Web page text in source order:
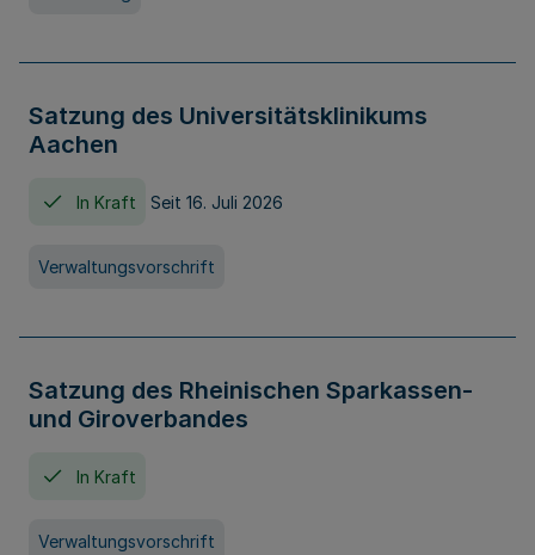
Satzung des Universitätsklinikums
Aachen
In Kraft Seit 16. Juli 2026
Verwaltungsvorschrift
Satzung des Rheinischen Sparkassen-
und Giroverbandes
In Kraft
Verwaltungsvorschrift